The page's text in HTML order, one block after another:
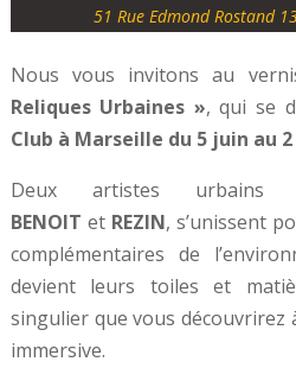
51 Rue Edmond Rostand
Nous vous invitons au
Reliques Urbaines », qui se
Club à Marseille du 5 juin au
Deux artistes
BENOIT et REZIN, s’unissent
complémentaires de
devient leurs toiles et
singulier que vous découvrirez
immersive.